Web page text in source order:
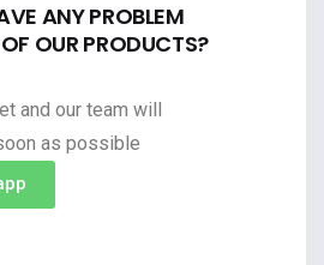
ANY PROBLEM
OUR PRODUCTS?
and our team will
as possible